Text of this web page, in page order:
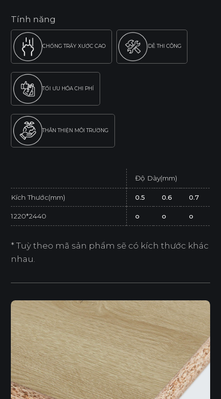
Tính năng
CHỐNG TRẦY XƯỚC CAO DỄ THI CÔNG
TỐI ƯU HÓA CHI PHÍ
THÂN THIỆN MÔI TRƯỜNG
Độ Dày(mm)
Kích Thước(mm) 0.5 0.6 0.7
1220*2440 o o o
* Tuỳ theo mã sản phẩm sẽ có kích thước khác
nhau.